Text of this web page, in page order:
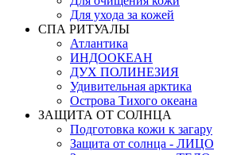
Для ухода за кожей
СПА РИТУАЛЫ
Атлантика
ИНДООКЕАН
ДУХ ПОЛИНЕЗИЯ
Удивительная арктика
Острова Тихого океана
ЗАЩИТА ОТ СОЛНЦА
Подготовка кожи к загару
Защита от солнца - ЛИЦО